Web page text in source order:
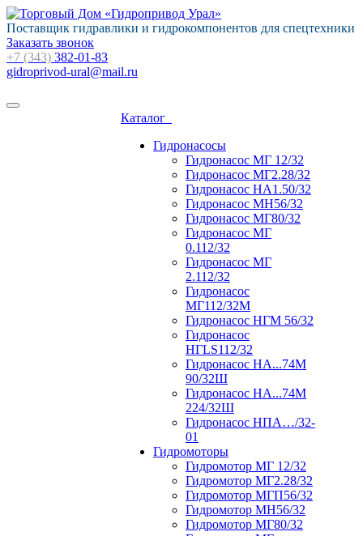
Поставщик гидравлики и гидрокомпонентов для спецтехники
Заказать звонок
+7 (343) 382-01-83
gidroprivod-ural@mail.ru
Каталог
Гидронасосы
Гидронасос МГ 12/32
Гидронасос МГ2.28/32
Гидронасос НА1.50/32
Гидронасос МН56/32
Гидронасос МГ80/32
Гидронасос МГ
0.112/32
Гидронасос МГ
2.112/32
Гидронасос
МГ112/32М
Гидронасос НГМ 56/32
Гидронасос
НГLS112/32
Гидронасос НА...74М
90/32Ш
Гидронасос НА...74М
224/32Ш
Гидронасос НПА…/32-
01
Гидромоторы
Гидромотор МГ 12/32
Гидромотор МГ2.28/32
Гидромотор МГП56/32
Гидромотор МН56/32
Гидромотор МГ80/32